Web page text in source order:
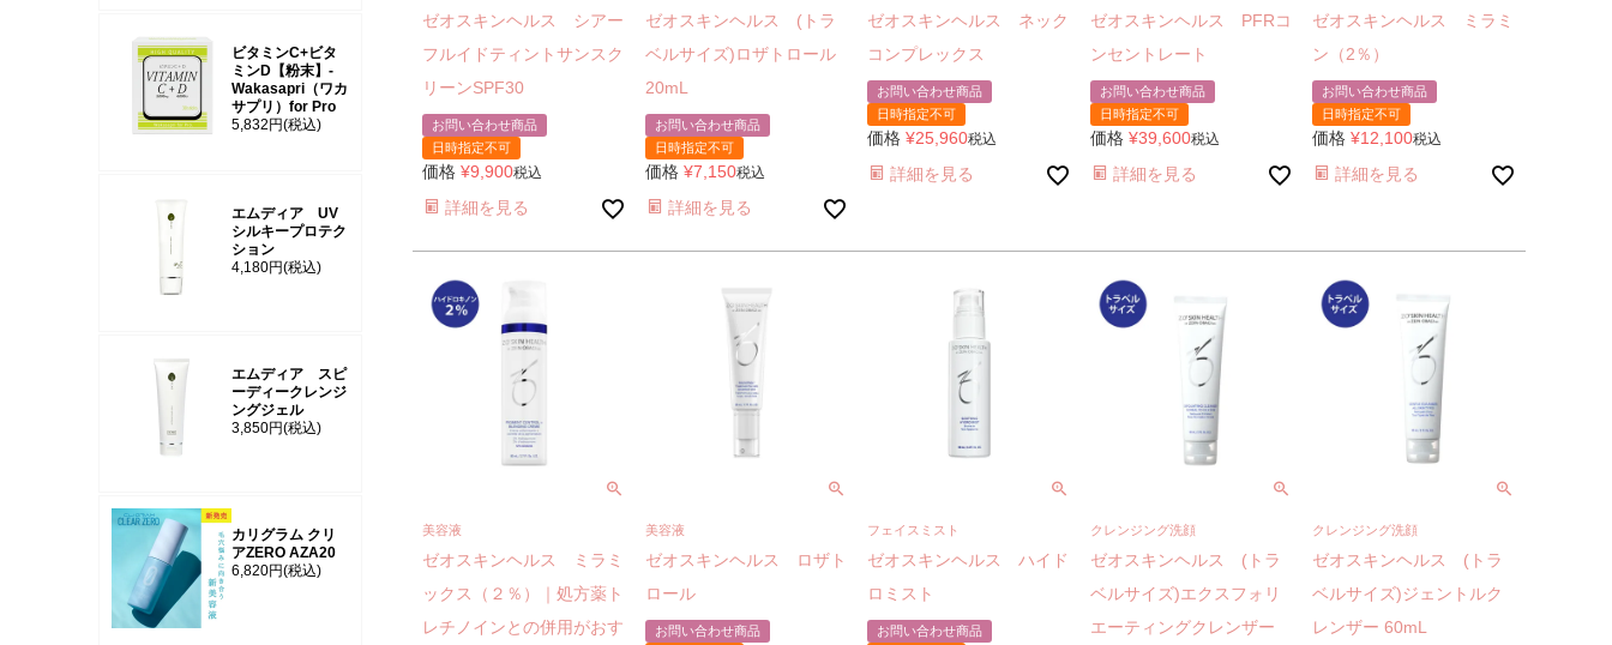
ビタミンC+ビタ
ミンD【粉末】-
Wakasapri（ワカ
サプリ）for Pro
5,832円(税込)
エムディア UV
シルキープロテク
ション
4,180円(税込)
エムディア スピ
ーディークレンジ
ングジェル
3,850円(税込)
カリグラム クリ
アZERO AZA20
6,820円(税込)
ゼオスキンヘルス シアー
フルイドティントサンスク
リーンSPF30
お問い合わせ商品
日時指定不可
価格 ¥9,900税込
詳細を見る
ゼオスキンヘルス (トラ
ベルサイズ)ロザトロール
20mL
お問い合わせ商品
日時指定不可
価格 ¥7,150税込
詳細を見る
ゼオスキンヘルス ネック
コンプレックス
お問い合わせ商品
日時指定不可
価格 ¥25,960税込
詳細を見る
ゼオスキンヘルス PFRコ
ンセントレート
お問い合わせ商品
日時指定不可
価格 ¥39,600税込
詳細を見る
ゼオスキンヘルス ミラミ
ン（2％）
お問い合わせ商品
日時指定不可
価格 ¥12,100税込
詳細を見る
美容液
ゼオスキンヘルス ミラミ
ックス（２％）｜処方薬ト
レチノインとの併用がおす
美容液
ゼオスキンヘルス ロザト
ロール
お問い合わせ商品
フェイスミスト
ゼオスキンヘルス ハイド
ロミスト
お問い合わせ商品
クレンジング洗顔
ゼオスキンヘルス (トラ
ベルサイズ)エクスフォリ
エーティングクレンザー
クレンジング洗顔
ゼオスキンヘルス (トラ
ベルサイズ)ジェントルク
レンザー 60mL